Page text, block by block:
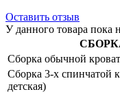
Оставить отзыв
У данного товара пока
Сборка обычной
Сборка 3-х спинчатой
детская)